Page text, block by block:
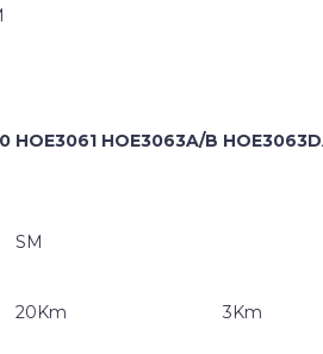
HOE3061 HOE3063A/B
SM
20Km 3Km